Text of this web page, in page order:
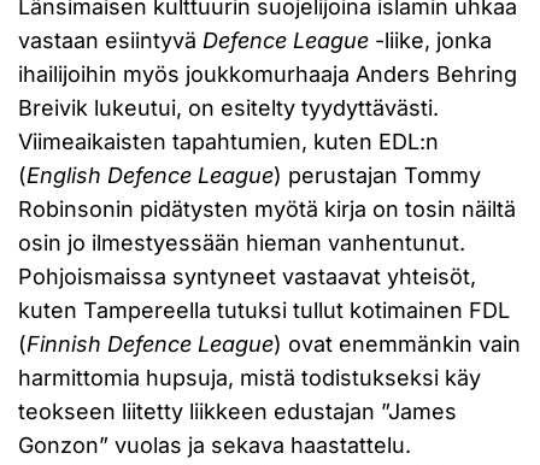
Länsimaisen kulttuurin suojelijoina islamin uhkaa
vastaan esiintyvä Defence League -liike, jonka
ihailijoihin myös joukkomurhaaja Anders Behring
Breivik lukeutui, on esitelty tyydyttävästi.
Viimeaikaisten tapahtumien, kuten EDL:n
(English Defence League) perustajan Tommy
Robinsonin pidätysten myötä kirja on tosin näiltä
osin jo ilmestyessään hieman vanhentunut.
Pohjoismaissa syntyneet vastaavat yhteisöt,
kuten Tampereella tutuksi tullut kotimainen FDL
(Finnish Defence League) ovat enemmänkin vain
harmittomia hupsuja, mistä todistukseksi käy
teokseen liitetty liikkeen edustajan ”James
Gonzon” vuolas ja sekava haastattelu.